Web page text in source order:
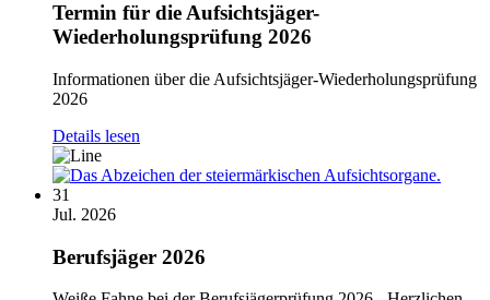
Termin für die Aufsichtsjäger-
Wiederholungsprüfung 2026
Informationen über die Aufsichtsjäger-Wiederholungsprüfung
2026
Details lesen
31
Jul. 2026
Berufsjäger 2026